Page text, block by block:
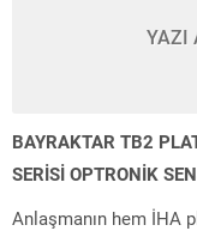
YAZI
BAYRAKTAR TB2
SERİSİ OPTRONİK
Anlaşmanın hem İHA